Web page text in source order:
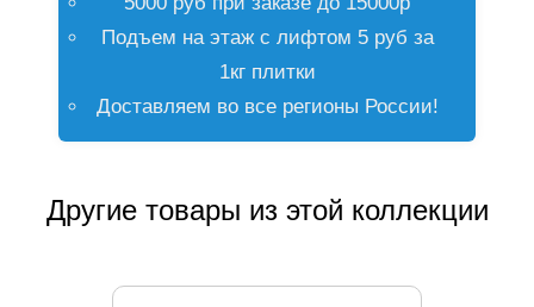
Подъем на этаж с лифтом 5 руб за
1кг плитки
Доставляем во все регионы России!
Другие товары из этой коллекции